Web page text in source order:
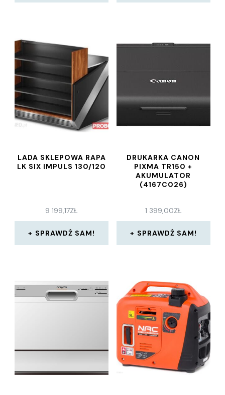
LADA SKLEPOWA RAPA
LK SIX IMPULS 130/120
9 199,17ZŁ
SPRAWDŹ SAM!
DRUKARKA CANON
PIXMA TR150 +
AKUMULATOR
(4167C026)
1 399,00ZŁ
SPRAWDŹ SAM!